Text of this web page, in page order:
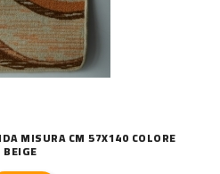
MISURA CM 57X140 COLORE
BEIGE